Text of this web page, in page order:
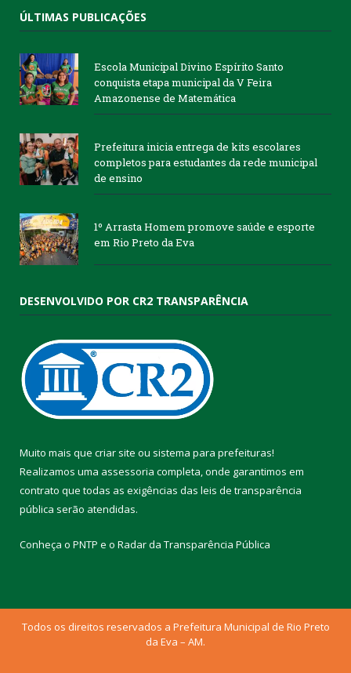
ÚLTIMAS PUBLICAÇÕES
Escola Municipal Divino Espírito Santo
conquista etapa municipal da V Feira
Amazonense de Matemática
Prefeitura inicia entrega de kits escolares
completos para estudantes da rede municipal
de ensino
1º Arrasta Homem promove saúde e esporte
em Rio Preto da Eva
DESENVOLVIDO POR CR2 TRANSPARÊNCIA
Muito mais que criar site ou sistema para prefeituras!
Realizamos uma assessoria completa, onde garantimos em
contrato que todas as exigências das leis de transparência
pública serão atendidas.
Conheça o PNTP e o Radar da Transparência Pública
Todos os direitos reservados a Prefeitura Municipal de Rio Preto
da Eva – AM.